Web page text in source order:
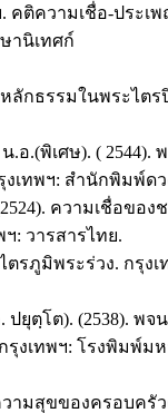
คติความเชื่อ-ประเ
านิเทศก์
ลักธรรมในพระไตร
อ.(พิเศษ). ( 2544).
เทพฯ: สำนักพิมพ์ดว
ความเชื่อของ
ฯ: วารสารไทย.
ตรภูมิพระร่วง. กรุง
ปยุตฺโต). (2538). พ
รุงเทพฯ: โรงพิมพ์ม
ความสุขของครอบค